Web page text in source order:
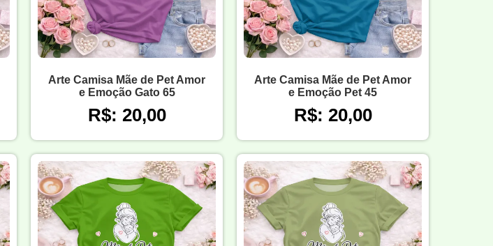
Arte Camisa Mãe de Pet Amor
e Emoção Gato 65
R$: 20,00
Arte Camisa Mãe de Pet Amor
e Emoção Pet 45
R$: 20,00